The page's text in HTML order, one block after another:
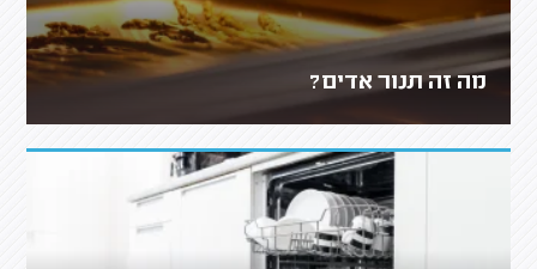
מה זה תנור אדים?